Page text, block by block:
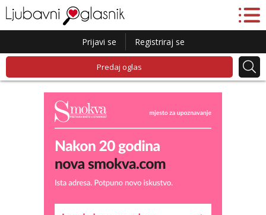
Prijavi se Registriraj se
Predaj oglas